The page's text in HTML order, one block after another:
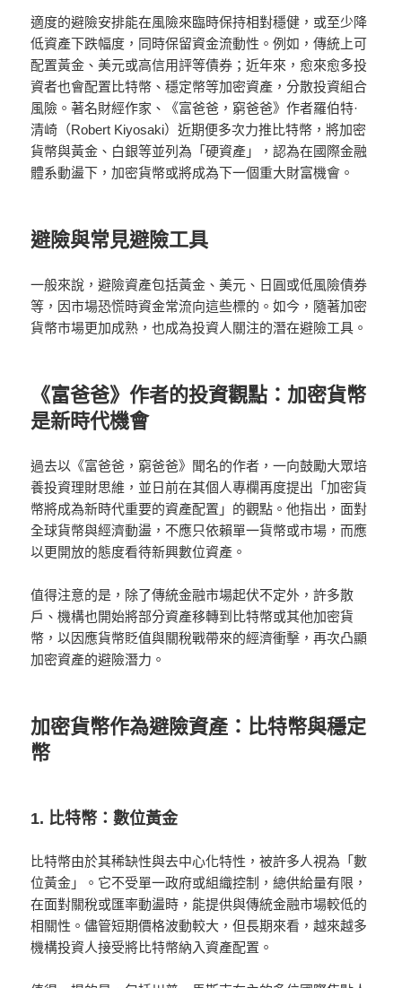
適度的避險安排能在風險來臨時保持相對穩健，或至少降
低資產下跌幅度，同時保留資金流動性。例如，傳統上可
配置黃金、美元或高信用評等債券；近年來，愈來愈多投
資者也會配置比特幣、穩定幣等加密資產，分散投資組合
風險。著名財經作家、《富爸爸，窮爸爸》作者羅伯特·
清崎（Robert Kiyosaki）近期便多次力推比特幣，將加密
貨幣與黃金、白銀等並列為「硬資產」，認為在國際金融
體系動盪下，加密貨幣或將成為下一個重大財富機會。
避險與常見避險工具
一般來說，避險資產包括黃金、美元、日圓或低風險債券
等，因市場恐慌時資金常流向這些標的。如今，隨著加密
貨幣市場更加成熟，也成為投資人關注的潛在避險工具。
《富爸爸》作者的投資觀點：加密貨幣
是新時代機會
過去以《富爸爸，窮爸爸》聞名的作者，一向鼓勵大眾培
養投資理財思維，並日前在其個人專欄再度提出「加密貨
幣將成為新時代重要的資產配置」的觀點。他指出，面對
全球貨幣與經濟動盪，不應只依賴單一貨幣或市場，而應
以更開放的態度看待新興數位資產。
值得注意的是，除了傳統金融市場起伏不定外，許多散
戶、機構也開始將部分資產移轉到比特幣或其他加密貨
幣，以因應貨幣貶值與關稅戰帶來的經濟衝擊，再次凸顯
加密資產的避險潛力。
加密貨幣作為避險資產：比特幣與穩定
幣
1. 比特幣：數位黃金
比特幣由於其稀缺性與去中心化特性，被許多人視為「數
位黃金」。它不受單一政府或組織控制，總供給量有限，
在面對關稅或匯率動盪時，能提供與傳統金融市場較低的
相關性。儘管短期價格波動較大，但長期來看，越來越多
機構投資人接受將比特幣納入資產配置。